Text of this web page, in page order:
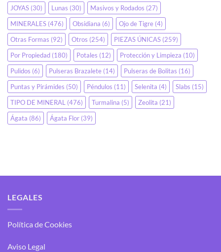
JOYAS (30) Lunas (30) Masivos y Rodados (27)
MINERALES (476) Obsidiana (6) Ojo de Tigre (4)
Otras Formas (92) Otros (254) PIEZAS ÚNICAS (259)
Por Propiedad (180) Potales (12) Protección y Limpieza (10)
Pulidos (6) Pulseras Brazalete (14) Pulseras de Bolitas (16)
Puntas y Pirámides (50) Péndulos (11) Selenita (4) Slabs (15)
TIPO DE MINERAL (476) Turmalina (5) Zeolita (21)
Ágata (86) Ágata Flor (39)
LEGALES
Política de Cookies
Aviso Legal